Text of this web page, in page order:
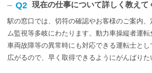
Q2 現在の仕事について詳しく教えて
駅の窓口では、切符の確認やお客様のご案内
ム監視等多岐にわたります。動力車操縦者運転
車両故障等の異常時にも対応できる運転士と
広がるので、早く取得できるようにがんばりた